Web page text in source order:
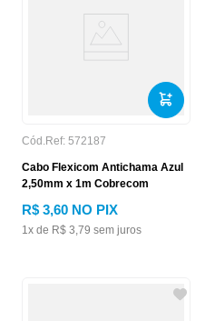
Cód.Ref: 572187
Cabo Flexicom Antichama Azul
2,50mm x 1m Cobrecom
R$ 3,60 NO PIX
1x de R$ 3,79 sem juros